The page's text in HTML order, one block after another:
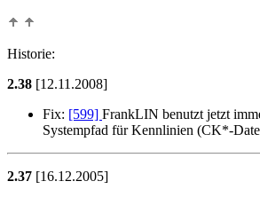
Historie:
2.38 [12.11.2008]
Fix: [599] FrankLIN benutzt jetzt
Systempfad für Kennlinien (CK*-
2.37 [16.12.2005]